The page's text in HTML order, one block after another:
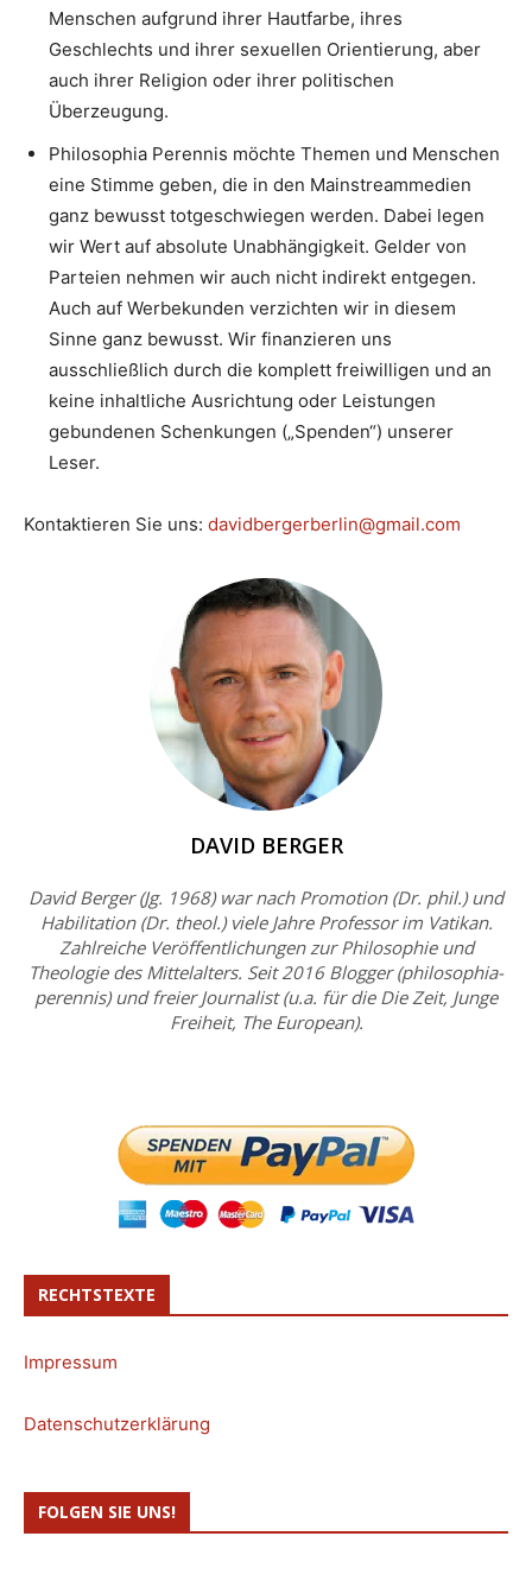
Menschen aufgrund ihrer Hautfarbe, ihres
Geschlechts und ihrer sexuellen Orientierung, aber
auch ihrer Religion oder ihrer politischen
Überzeugung.
Philosophia Perennis möchte Themen und Menschen
eine Stimme geben, die in den Mainstreammedien
ganz bewusst totgeschwiegen werden. Dabei legen
wir Wert auf absolute Unabhängigkeit. Gelder von
Parteien nehmen wir auch nicht indirekt entgegen.
Auch auf Werbekunden verzichten wir in diesem
Sinne ganz bewusst. Wir finanzieren uns
ausschließlich durch die komplett freiwilligen und an
keine inhaltliche Ausrichtung oder Leistungen
gebundenen Schenkungen („Spenden“) unserer
Leser.
Kontaktieren Sie uns: davidbergerberlin@gmail.com
DAVID BERGER
David Berger (Jg. 1968) war nach Promotion (Dr. phil.) und
Habilitation (Dr. theol.) viele Jahre Professor im Vatikan.
Zahlreiche Veröffentlichungen zur Philosophie und
Theologie des Mittelalters. Seit 2016 Blogger (philosophia-
perennis) und freier Journalist (u.a. für die Die Zeit, Junge
Freiheit, The European).
RECHTSTEXTE
Impressum
Datenschutzerklärung
FOLGEN SIE UNS!